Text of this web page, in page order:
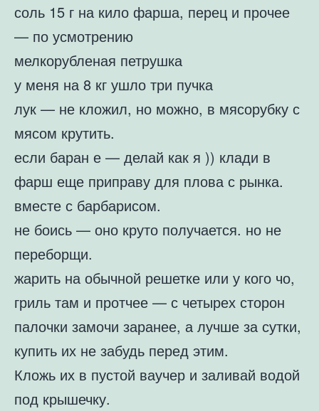
соль 15 г на кило фарша, перец и прочее
— по усмотрению
мелкорубленая петрушка
у меня на 8 кг ушло три пучка
лук — не кложил, но можно, в мясорубку с
мясом крутить.
если баран е — делай как я )) клади в
фарш еще приправу для плова с рынка.
вместе с барбарисом.
не боись — оно круто получается. но не
переборщи.
жарить на обычной решетке или у кого чо,
гриль там и протчее — с четырех сторон
палочки замочи заранее, а лучше за сутки,
купить их не забудь перед этим.
Кложь их в пустой ваучер и заливай водой
под крышечку.